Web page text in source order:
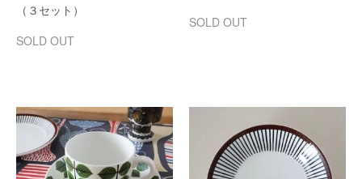
（３セット）
SOLD OUT
SOLD OUT